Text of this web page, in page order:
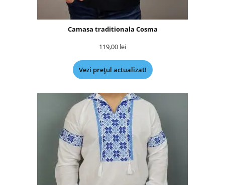
Camasa traditionala Cosma
119,00 lei
Vezi prețul actualizat!